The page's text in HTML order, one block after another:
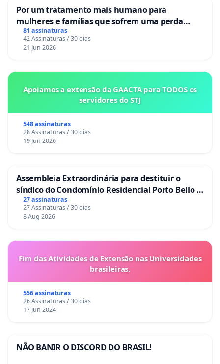
Por um tratamento mais humano para
mulheres e famílias que sofrem uma perda
gestacional nos hospitais portugueses
81 assinaturas
42 Assinaturas / 30 dias
21 Jun 2026
Apoiamos a extensão da GAACTA para TODOS os
servidores do STJ
548 assinaturas
28 Assinaturas / 30 dias
19 Jun 2026
Assembleia Extraordinária para destituir o
síndico do Condomínio Residencial Porto Bello -
La Casa
27 assinaturas
27 Assinaturas / 30 dias
8 Aug 2026
Fim das Atividades de Extensão nas Universidades
brasileiras.
556 assinaturas
26 Assinaturas / 30 dias
17 Jun 2024
NÃO BANIR O DISCORD DO BRASIL!